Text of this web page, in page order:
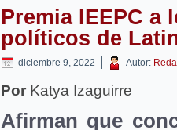
Premia IEEPC a
políticos de
diciembre 9, 2022 | Autor:
Por Katya Izaguirre
Afirman que